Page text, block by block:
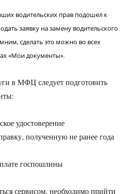
водительских прав подошел к
заявку на замену водительского
сделать это можно во всех
«Мои документы».
в МФЦ следует подготовить
удостоверение
полученную не ранее года
госпошлины
сервисом, необходимо прийти